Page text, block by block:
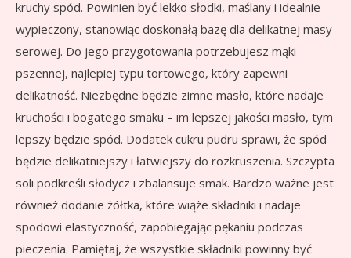
kruchy spód. Powinien być lekko słodki, maślany i idealnie
wypieczony, stanowiąc doskonałą bazę dla delikatnej masy
serowej. Do jego przygotowania potrzebujesz mąki
pszennej, najlepiej typu tortowego, który zapewni
delikatność. Niezbędne będzie zimne masło, które nadaje
kruchości i bogatego smaku – im lepszej jakości masło, tym
lepszy będzie spód. Dodatek cukru pudru sprawi, że spód
będzie delikatniejszy i łatwiejszy do rozkruszenia. Szczypta
soli podkreśli słodycz i zbalansuje smak. Bardzo ważne jest
również dodanie żółtka, które wiąże składniki i nadaje
spodowi elastyczność, zapobiegając pękaniu podczas
pieczenia. Pamiętaj, że wszystkie składniki powinny być